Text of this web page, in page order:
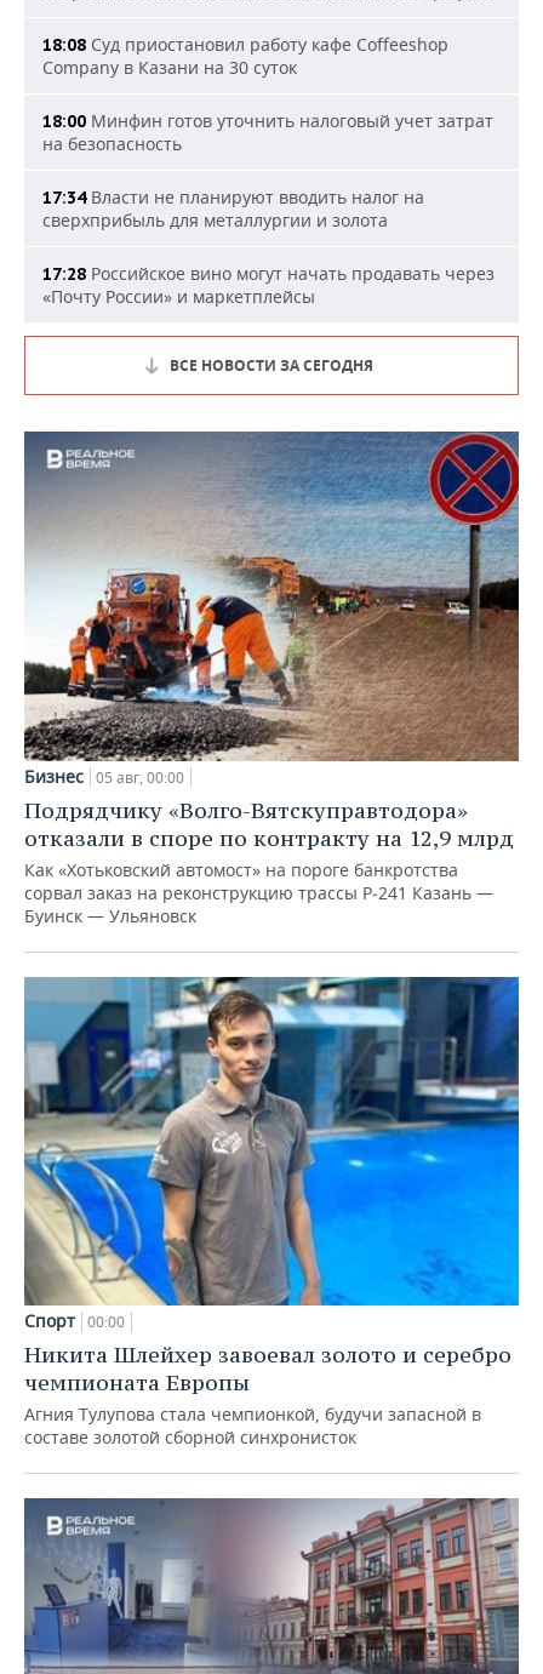
18:08 Суд приостановил работу кафе Coffeeshop
Company в Казани на 30 суток
18:00 Минфин готов уточнить налоговый учет затрат
на безопасность
17:34Власти не планируют вводить налог на
сверхприбыль для металлургии и золота
17:28 Российское вино могут начать продавать через
«Почту России» и маркетплейсы
ВСЕ НОВОСТИ ЗА СЕГОДНЯ
Бизнес 05 авг, 00:00
Подрядчику «Волго-Вятскуправтодора»
отказали в споре по контракту на 12,9 млрд
Как «Хотьковский автомост» на пороге банкротства
сорвал заказ на реконструкцию трассы Р‑241 Казань —
Буинск — Ульяновск
Спорт 00:00
Никита Шлейхер завоевал золото и серебро
чемпионата Европы
Агния Тулупова стала чемпионкой, будучи запасной в
составе золотой сборной синхронисток